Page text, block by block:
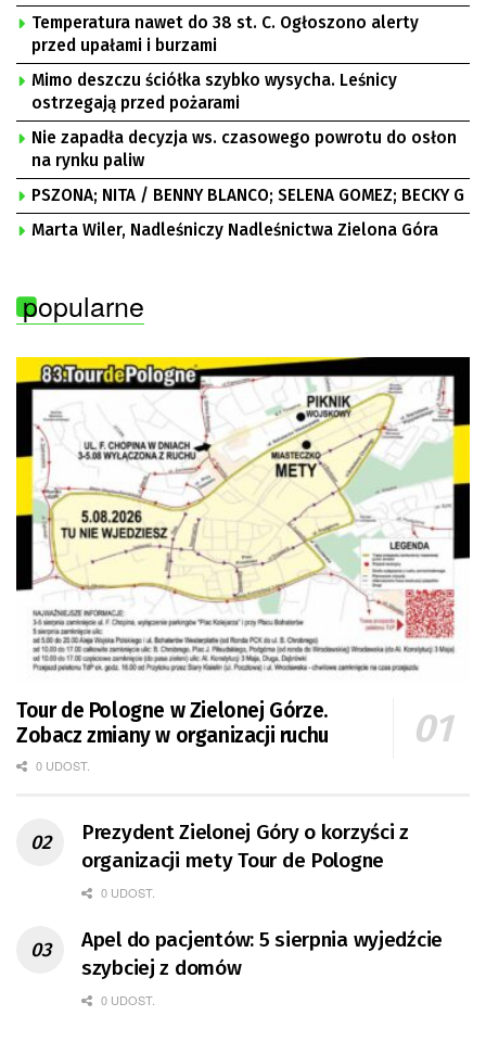
Temperatura nawet do 38 st. C. Ogłoszono alerty
przed upałami i burzami
Mimo deszczu ściółka szybko wysycha. Leśnicy
ostrzegają przed pożarami
Nie zapadła decyzja ws. czasowego powrotu do osłon
na rynku paliw
PSZONA; NITA / BENNY BLANCO; SELENA GOMEZ; BECKY G
Marta Wiler, Nadleśniczy Nadleśnictwa Zielona Góra
popularne
Tour de Pologne w Zielonej Górze.
Zobacz zmiany w organizacji ruchu
0 UDOST.
Prezydent Zielonej Góry o korzyści z
organizacji mety Tour de Pologne
0 UDOST.
Apel do pacjentów: 5 sierpnia wyjedźcie
szybciej z domów
0 UDOST.